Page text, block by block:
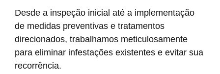
Desde a inspeção inicial até a implementação
de medidas preventivas e tratamentos
direcionados, trabalhamos meticulosamente
para eliminar infestações existentes e evitar sua
recorrência.